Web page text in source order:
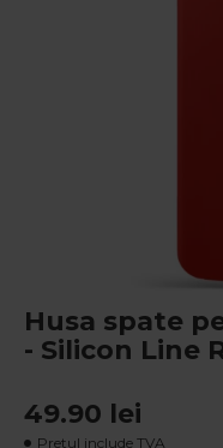
Husa spate
- Silicon Line
49.90 lei
Pretul include TVA